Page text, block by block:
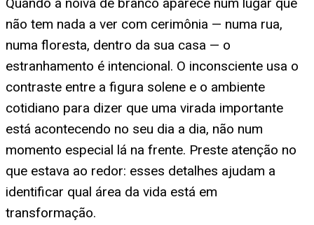
não tem nada a ver com cerimônia — numa rua,
numa floresta, dentro da sua casa — o
estranhamento é intencional. O inconsciente usa o
contraste entre a figura solene e o ambiente
cotidiano para dizer que uma virada importante
está acontecendo no seu dia a dia, não num
momento especial lá na frente. Preste atenção no
que estava ao redor: esses detalhes ajudam a
identificar qual área da vida está em
transformação.